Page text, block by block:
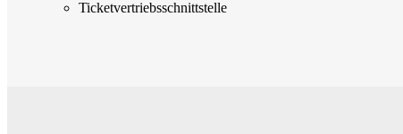
Ticketvertriebs­schnittstelle